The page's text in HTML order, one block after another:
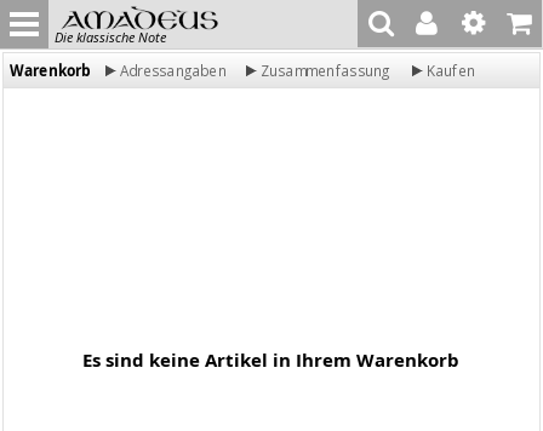
Die klassische Note
Warenkorb Adressangaben Zusammenfassung Kaufen
Es sind keine Artikel in Ihrem Warenkorb